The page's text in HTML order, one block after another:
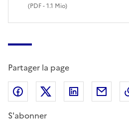
(PDF- 1.1 Mio)
Partager la page
Partager sur Facebook
Partager sur X
Partager
S'abonner